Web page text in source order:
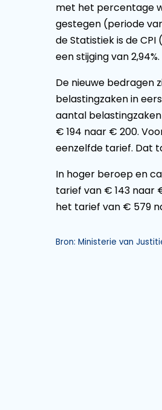
met het percentage
gestegen (periode
de Statistiek is de CPI
een stijging van 2,94%.
De nieuwe bedragen
belastingzaken in
aantal
€ 194 naar € 200.
eenzelfde tarief. Dat
In hoger beroep en
tarief van € 143 naar
het tarief van € 579
Bron: Ministerie van